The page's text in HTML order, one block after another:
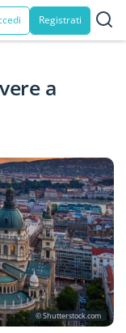
Registrati
a
© Shutterstock.com